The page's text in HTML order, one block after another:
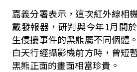
嘉義分署表示，這次紅外線相
戴發報器，研判與今年1月間
生侵擾事件的黑熊屬不同個體
白天行經攝影機前方時，曾短
黑熊正面的畫面相當珍貴。